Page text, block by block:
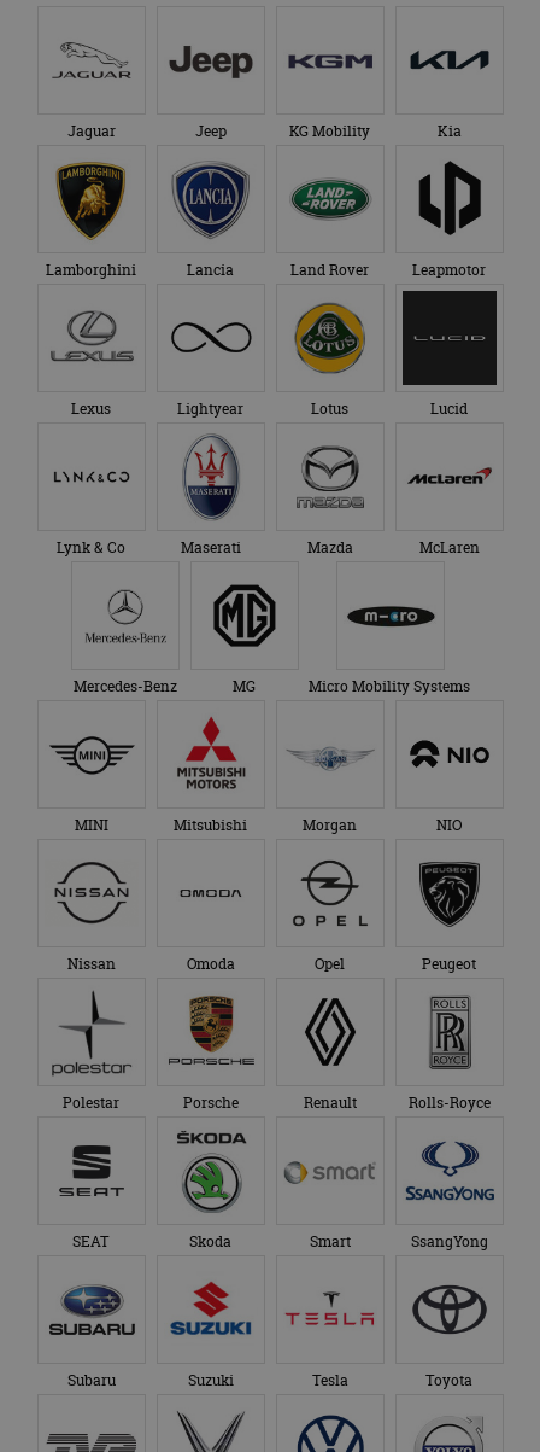
Jaguar Jeep KG Mobility Kia
Lamborghini Lancia Land Rover Leapmotor
Lexus Lightyear Lotus Lucid
Lynk & Co Maserati Mazda McLaren
Mercedes-Benz MG Micro Mobility Systems
MINI Mitsubishi Morgan NIO
Nissan Omoda Opel Peugeot
Polestar Porsche Renault Rolls-Royce
SEAT Skoda Smart SsangYong
Subaru Suzuki Tesla Toyota